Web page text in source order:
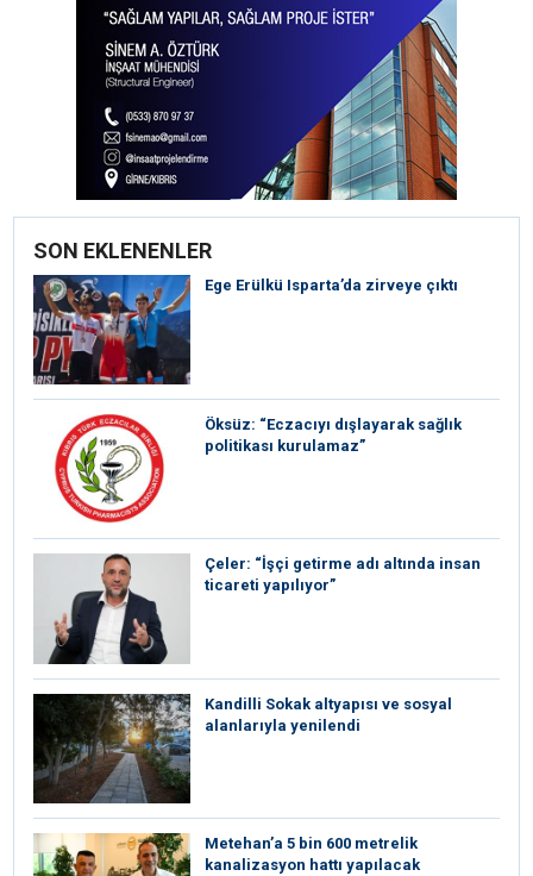
SON EKLENENLER
Ege Erülkü Isparta’da zirveye çıktı
Öksüz: “Eczacıyı dışlayarak sağlık
politikası kurulamaz”
Çeler: “İşçi getirme adı altında insan
ticareti yapılıyor”
Kandilli Sokak altyapısı ve sosyal
alanlarıyla yenilendi
Metehan’a 5 bin 600 metrelik
kanalizasyon hattı yapılacak